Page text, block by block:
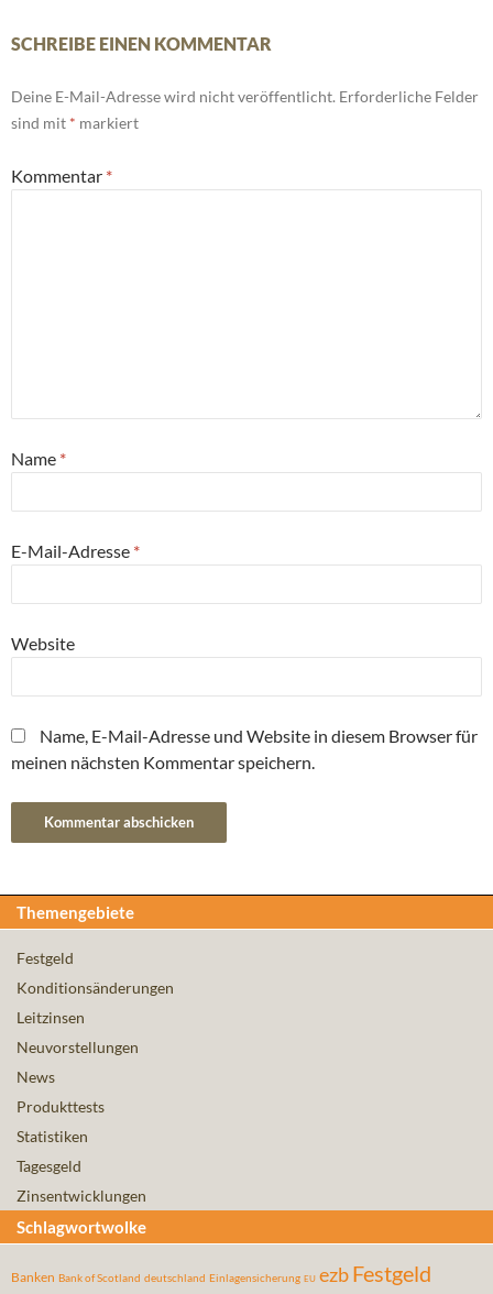
SCHREIBE EINEN KOMMENTAR
Deine E-Mail-Adresse wird nicht veröffentlicht. Erforderliche Felder
sind mit * markiert
Kommentar *
Name *
E-Mail-Adresse *
Website
Name, E-Mail-Adresse und Website in diesem Browser für
meinen nächsten Kommentar speichern.
Themengebiete
Festgeld
Konditionsänderungen
Leitzinsen
Neuvorstellungen
News
Produkttests
Statistiken
Tagesgeld
Zinsentwicklungen
Schlagwortwolke
Banken Bank of Scotland deutschland Einlagensicherung EU ezbFestgeld